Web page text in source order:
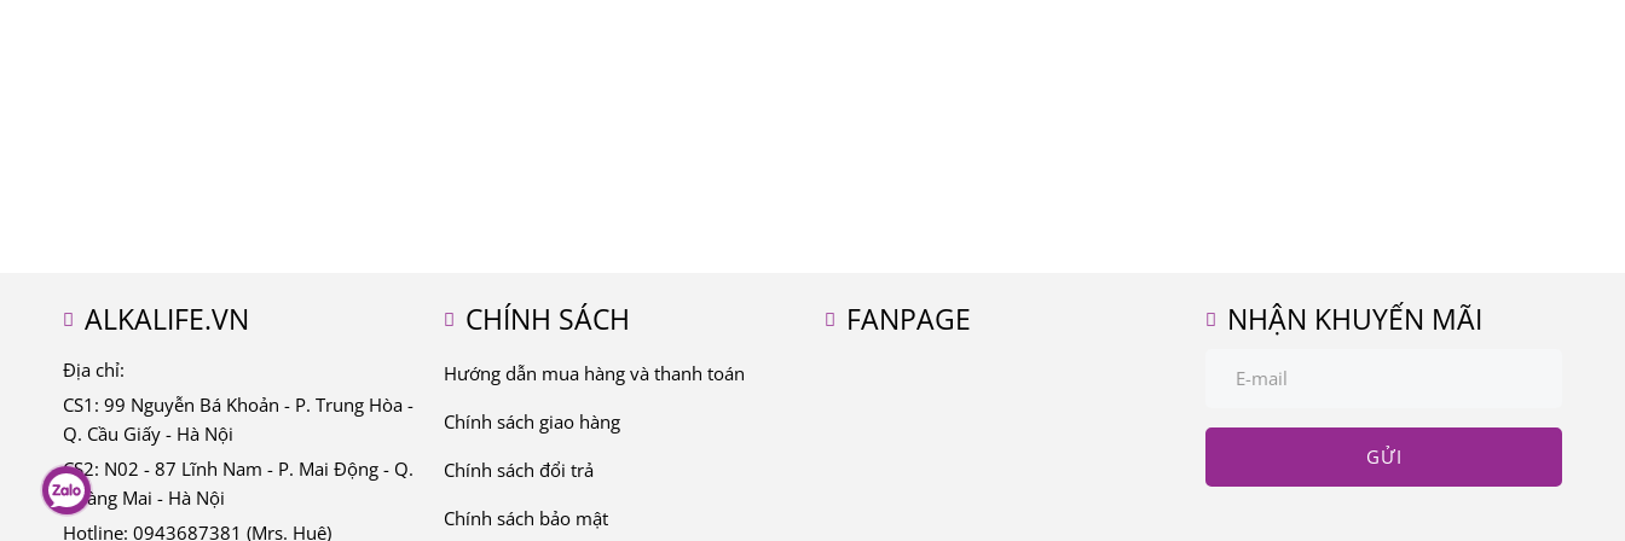
ALKALIFE.VN
Địa chỉ:
CS1: 99 Nguyễn Bá Khoản - P. Trung Hòa -
Q. Cầu Giấy - Hà Nội
CS2: N02 - 87 Lĩnh Nam - P. Mai Động - Q.
Hoàng Mai - Hà Nội
Hotline: 0943687381 (Mrs. Huệ)
CHÍNH SÁCH
Hướng dẫn mua hàng và thanh toán
Chính sách giao hàng
Chính sách đổi trả
Chính sách bảo mật
FANPAGE NHẬN KHUYẾN MÃI
GỬI